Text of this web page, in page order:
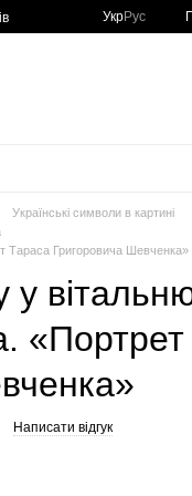
УкрРус
Українські символи в картині
Тараса Григоровича
у
Написати відгук